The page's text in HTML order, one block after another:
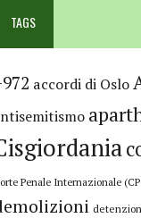
TAGS
accordi di Oslo
Penale Internazionale